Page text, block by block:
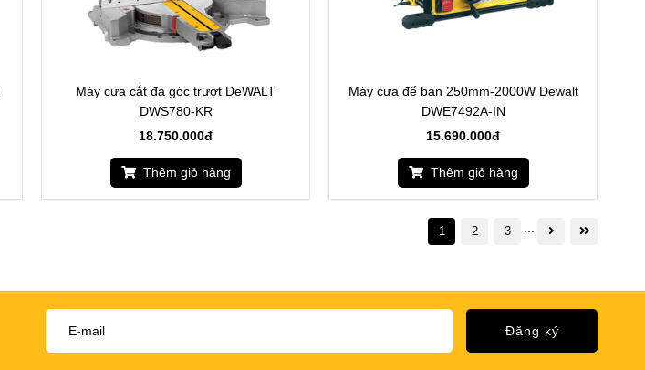
Máy cưa cắt đa góc trượt DeWALT
DWS780-KR
18.750.000đ
Thêm giỏ hàng
Máy cưa để bàn 250mm-2000W Dewalt
DWE7492A-IN
15.690.000đ
Thêm giỏ hàng
1 2 3
Đăng ký